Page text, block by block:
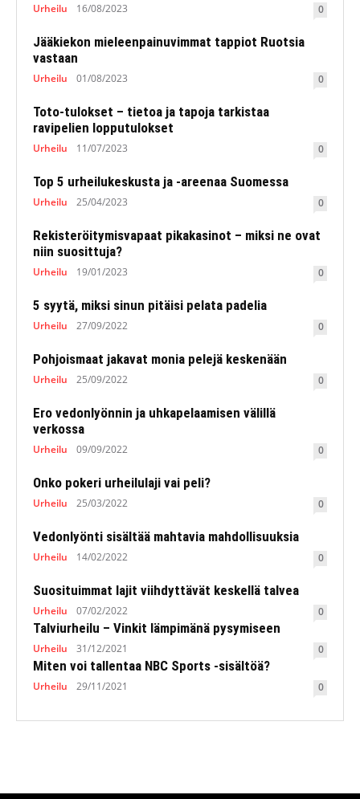
Urheilu 16/08/2023 0
Jääkiekon mieleenpainuvimmat tappiot Ruotsia
vastaan
Urheilu 01/08/2023 0
Toto-tulokset – tietoa ja tapoja tarkistaa
ravipelien lopputulokset
Urheilu 11/07/2023 0
Top 5 urheilukeskusta ja -areenaa Suomessa
Urheilu 25/04/2023 0
Rekisteröitymisvapaat pikakasinot – miksi ne ovat
niin suosittuja?
Urheilu 19/01/2023 0
5 syytä, miksi sinun pitäisi pelata padelia
Urheilu 27/09/2022 0
Pohjoismaat jakavat monia pelejä keskenään
Urheilu 25/09/2022 0
Ero vedonlyönnin ja uhkapelaamisen välillä
verkossa
Urheilu 09/09/2022 0
Onko pokeri urheilulaji vai peli?
Urheilu 25/03/2022 0
Vedonlyönti sisältää mahtavia mahdollisuuksia
Urheilu 14/02/2022 0
Suosituimmat lajit viihdyttävät keskellä talvea
Urheilu 07/02/2022 0
Talviurheilu – Vinkit lämpimänä pysymiseen
Urheilu 31/12/2021 0
Miten voi tallentaa NBC Sports -sisältöä?
Urheilu 29/11/2021 0